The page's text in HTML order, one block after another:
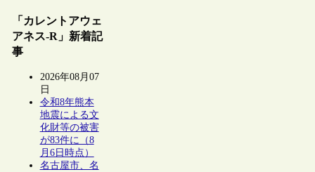
「カレントアウェ
アネス-R」新着記
事
2026年08月07
日
令和8年熊本
地震による文
化財等の被害
が83件に（8
月6日時点）
名古屋市、名